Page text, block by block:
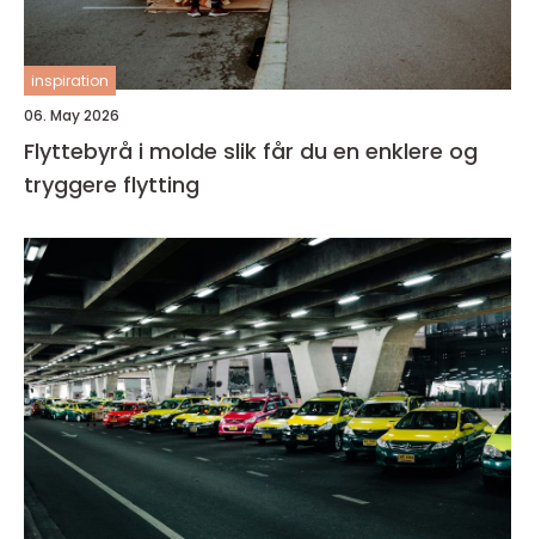
inspiration
06. May 2026
Flyttebyrå i molde slik får du en enklere og
tryggere flytting